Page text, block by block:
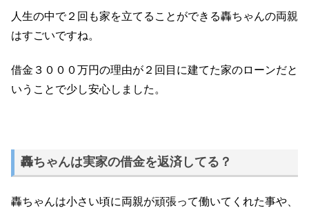
人生の中で２回も家を立てることができる轟ちゃんの両親
はすごいですね。
借金３０００万円の理由が２回目に建てた家のローンだと
いうことで少し安心しました。
轟ちゃんは実家の借金を返済してる？
轟ちゃんは小さい頃に両親が頑張って働いてくれた事や、